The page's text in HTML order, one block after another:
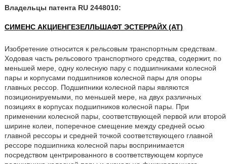
Владельцы патента RU 2448010:
СИМЕНС АКЦИЕНГЕЗЕЛЛЬШАФТ ЭСТЕРРАЙХ (AT)
Изобретение относится к рельсовым транспортным средствам.
Ходовая часть рельсового транспортного средства, содержит, по
меньшей мере, одну колесную пару с подшипниками колесной
пары и корпусами подшипников колесной пары для опоры
главных рессор. Подшипники колесной пары являются
позиционируемыми, по меньшей мере, на двух различных
позициях в корпусах подшипников колесной пары. При
применении колесной пары, соответствующей первой или второй
ширине колеи, поперечное смещение между средней осью
главной рессоры и средней точкой соответствующего главной
рессоре подшипника колесной пары воспринимается
посредством центрированного в соответствующем корпусе